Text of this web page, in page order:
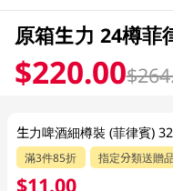
原箱生力 24樽菲
$220.00
滿3件85折 指定分類送贈品
$11.00